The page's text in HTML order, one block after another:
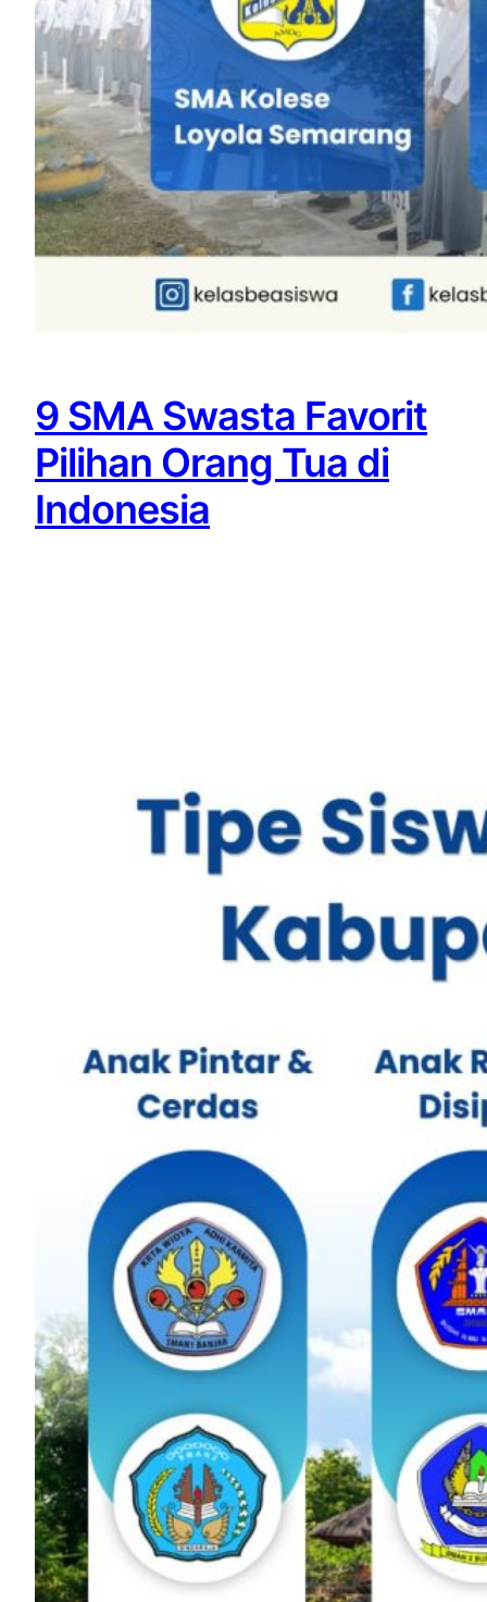
9 SMA Swasta Favorit
Pilihan Orang Tua di
Indonesia